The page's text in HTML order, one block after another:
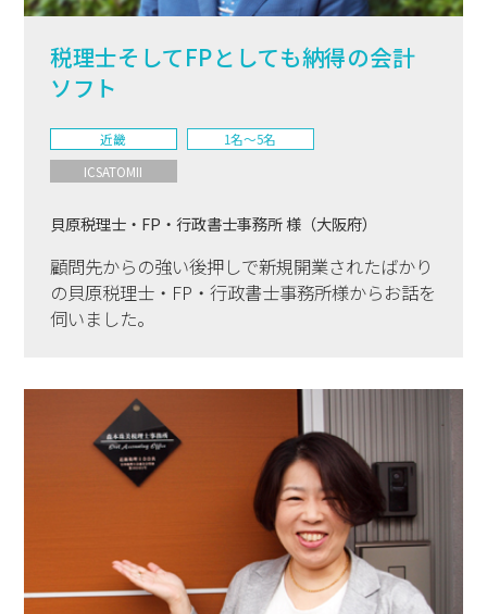
税理士そしてFPとしても納得の会計
ソフト
近畿
1名〜5名
ICSATOMII
貝原税理士・FP・行政書士事務所 様（大阪府）
顧問先からの強い後押しで新規開業されたばかり
の貝原税理士・FP・行政書士事務所様からお話を
伺いました。